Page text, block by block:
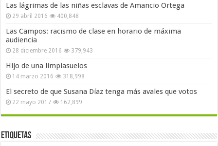
Las lágrimas de las niñas esclavas de Amancio Ortega
29 abril 2016 400,848
Las Campos: racismo de clase en horario de máxima
audiencia
28 diciembre 2016 379,943
Hijo de una limpiasuelos
14 marzo 2016 318,998
El secreto de que Susana Díaz tenga más avales que votos
22 mayo 2017 162,899
Etiquetas